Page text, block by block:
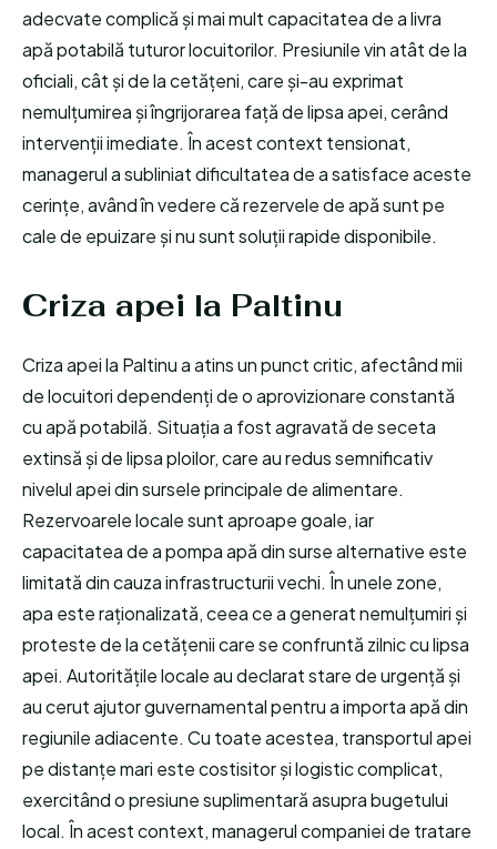
adecvate complică și mai mult capacitatea de a livra
apă potabilă tuturor locuitorilor. Presiunile vin atât de la
oficiali, cât și de la cetățeni, care și-au exprimat
nemulțumirea și îngrijorarea față de lipsa apei, cerând
intervenții imediate. În acest context tensionat,
managerul a subliniat dificultatea de a satisface aceste
cerințe, având în vedere că rezervele de apă sunt pe
cale de epuizare și nu sunt soluții rapide disponibile.
Criza apei la Paltinu
Criza apei la Paltinu a atins un punct critic, afectând mii
de locuitori dependenți de o aprovizionare constantă
cu apă potabilă. Situația a fost agravată de seceta
extinsă și de lipsa ploilor, care au redus semnificativ
nivelul apei din sursele principale de alimentare.
Rezervoarele locale sunt aproape goale, iar
capacitatea de a pompa apă din surse alternative este
limitată din cauza infrastructurii vechi. În unele zone,
apa este raționalizată, ceea ce a generat nemulțumiri și
proteste de la cetățenii care se confruntă zilnic cu lipsa
apei. Autoritățile locale au declarat stare de urgență și
au cerut ajutor guvernamental pentru a importa apă din
regiunile adiacente. Cu toate acestea, transportul apei
pe distanțe mari este costisitor și logistic complicat,
exercitând o presiune suplimentară asupra bugetului
local. În acest context, managerul companiei de tratare